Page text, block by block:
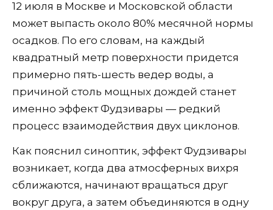
12 июля в Москве и Московской области
может выпасть около 80% месячной нормы
осадков. По его словам, на каждый
квадратный метр поверхности придется
примерно пять-шесть ведер воды, а
причиной столь мощных дождей станет
именно эффект Фудзивары — редкий
процесс взаимодействия двух циклонов.
Как пояснил синоптик, эффект Фудзивары
возникает, когда два атмосферных вихря
сближаются, начинают вращаться друг
вокруг друга, а затем объединяются в одну